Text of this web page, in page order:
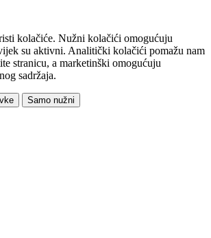
kolačiće. Nužni kolačići omogućuju
su aktivni. Analitički kolačići pomažu nam
stranicu, a marketinški omogućuju
sadržaja.
Samo nužni